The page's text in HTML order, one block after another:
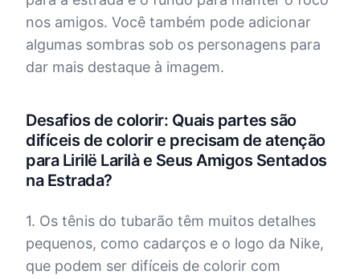
nos amigos. Você também pode adicionar
algumas sombras sob os personagens para
dar mais destaque à imagem.
Desafios de colorir: Quais partes são
difíceis de colorir e precisam de atenção
para Lirilë Larilà e Seus Amigos Sentados
na Estrada?
1. Os tênis do tubarão têm muitos detalhes
pequenos, como cadarços e o logo da Nike,
que podem ser difíceis de colorir com